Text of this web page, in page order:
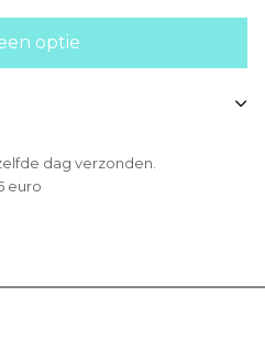
optie
dag verzonden.
euro